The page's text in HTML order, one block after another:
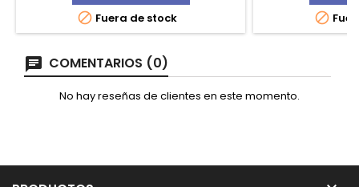
 Fuera de stock 
COMENTARIOS (0)
No hay reseñas de clientes en este momento.